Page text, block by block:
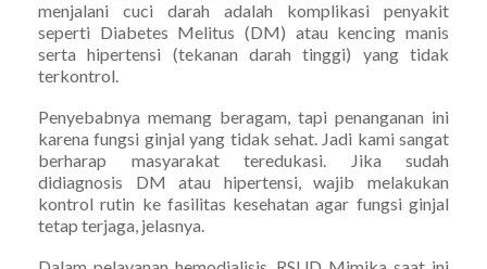
menjalani cuci darah adalah komplikasi penyakit
seperti Diabetes Melitus (DM) atau kencing manis
serta hipertensi (tekanan darah tinggi) yang tidak
terkontrol.
Penyebabnya memang beragam, tapi penanganan ini
karena fungsi ginjal yang tidak sehat. Jadi kami sangat
berharap masyarakat teredukasi. Jika sudah
didiagnosis DM atau hipertensi, wajib melakukan
kontrol rutin ke fasilitas kesehatan agar fungsi ginjal
tetap terjaga, jelasnya.